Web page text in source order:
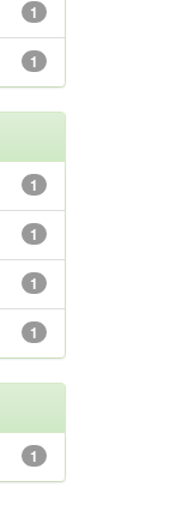
1
1
1
1
1
1
1